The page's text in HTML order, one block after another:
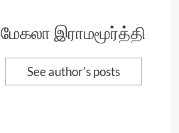
மேகலா இராமமூர்த்தி
See author's posts